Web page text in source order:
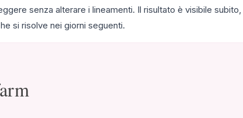
senza alterare i lineamenti. Il risultato è visibile subito,
si risolve nei giorni seguenti.